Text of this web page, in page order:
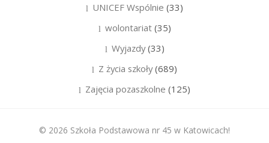
UNICEF Wspólnie (33)
wolontariat(35)
Wyjazdy(33)
Z życia szkoły(689)
Zajęcia pozaszkolne (125)
© 2026 Szkoła Podstawowa nr 45 w Katowicach!